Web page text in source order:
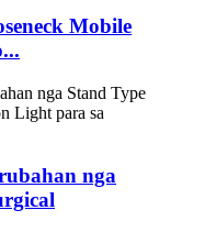
Mobile
nga